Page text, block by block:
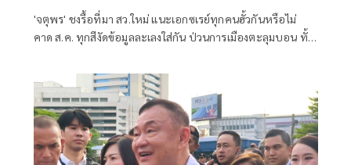
'จตุพร' ชงรื้อที่มา สว.ใหม่ แนะเอกซเรย์ทุกคนฮั้วกันหรือไม่
คาด ส.ค. ทุกสีงัดข้อมูลละเลงใส่กัน ป่วนการเมืองตะลุมบอน ทั้ง